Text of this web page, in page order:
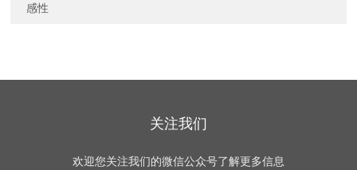
感性
关注我们
欢迎您关注我们的微信公众号了解更多信息